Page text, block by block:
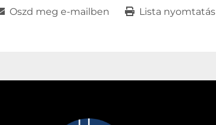
Oszd meg e-mailben Lista nyomtatás